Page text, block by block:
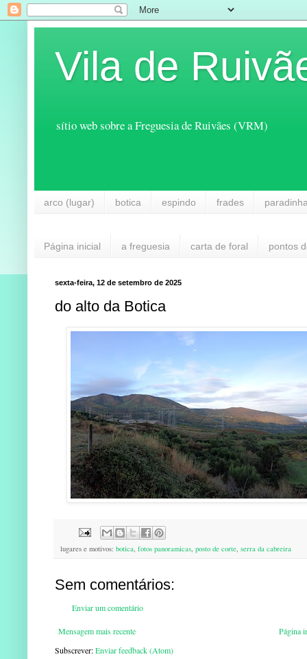
Vila de
sítio web sobre a Freguesia de Ruivães (VRM)
arco (lugar) botica espindo frades
Página inicial a freguesia carta de foral pontos
sexta-feira, 12 de setembro de 2025
do alto da Botica
lugares e motivos: botica, fotos panoramicas, posto de corte, serra da cabreira
Sem comentários:
Enviar um comentário
Mensagem mais recente
Página
Subscrever:Enviar feedback (Atom)